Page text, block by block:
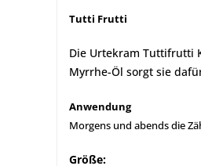
Tutti Frutti
Die Urtekram Tuttifrutti
Myrrhe-Öl sorgt sie
Anwendung
Morgens und abends die
Größe: